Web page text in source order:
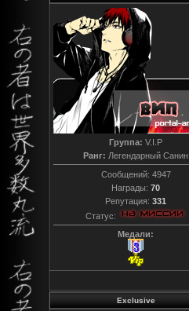
Группа: V.I.P
Ранг: Легендарный Санин
Сообщений: 4947
Награды: 70
Репутация: 331
Статус:
Медали:
Exclusive